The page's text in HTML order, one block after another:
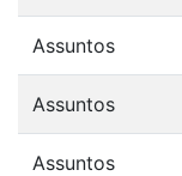
Assuntos
Assuntos
Assuntos